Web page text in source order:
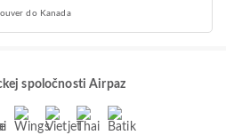
do Kanada
spoločnosti Airpaz